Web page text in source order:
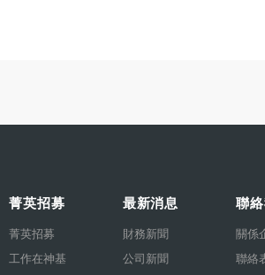
菁英招募
菁英招募
工作在神基
最新消息
財務新聞
公司新聞
聯
關係
聯絡